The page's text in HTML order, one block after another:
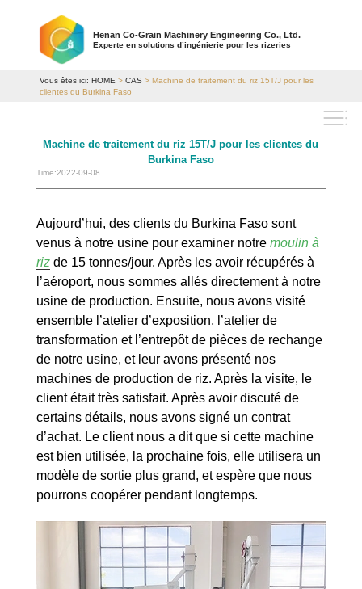
Henan Co-Grain Machinery Engineering Co., Ltd.
Experte en solutions d’ingénierie pour les rizeries
Vous êtes ici: HOME >CAS > Machine de traitement du riz 15T/J pour les
clientes du Burkina Faso
Machine de traitement du riz 15T/J pour les clientes du
Burkina Faso
Time:2022-09-08
Aujourd’hui, des clients du Burkina Faso sont
venus à notre usine pour examiner notre moulin à
rizde 15 tonnes/jour. Après les avoir récupérés à
l’aéroport, nous sommes allés directement à notre
usine de production. Ensuite, nous avons visité
ensemble l’atelier d’exposition, l’atelier de
transformation et l’entrepôt de pièces de rechange
de notre usine, et leur avons présenté nos
machines de production de riz. Après la visite, le
client était très satisfait. Après avoir discuté de
certains détails, nous avons signé un contrat
d’achat. Le client nous a dit que si cette machine
est bien utilisée, la prochaine fois, elle utilisera un
modèle de sortie plus grand, et espère que nous
pourrons coopérer pendant longtemps.